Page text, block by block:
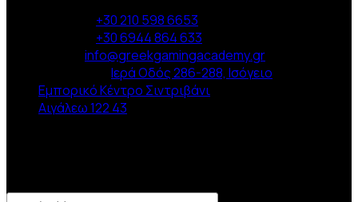
+30 210 598 6653
+30 6944 864 633
info@greekgamingacademy.gr
Ιερά Οδός 286-288, Ισόγειο
Εμπορικό Κέντρο Σιντριβάνι
Αιγάλεω 122 43